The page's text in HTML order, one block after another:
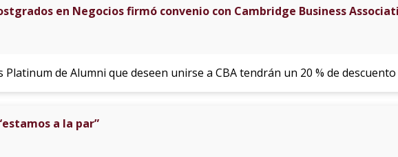
en Negocios firmó convenio con Cambridge Business
Platinum de Alumni que deseen unirse a CBA tendrán un 20 % de
a la par”